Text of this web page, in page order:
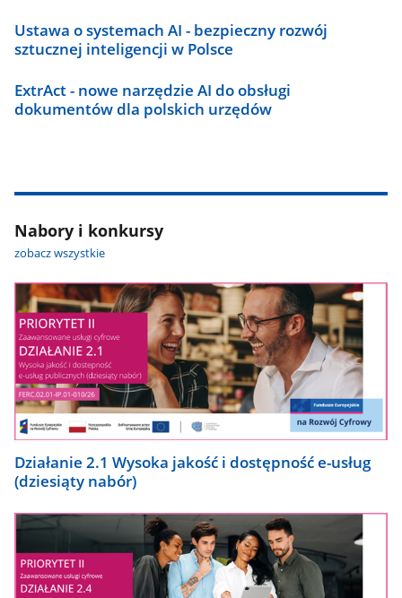
Ustawa o systemach AI - bezpieczny rozwój
sztucznej inteligencji w Polsce
ExtrAct - nowe narzędzie AI do obsługi
dokumentów dla polskich urzędów
Nabory i konkursy
zobacz wszystkie
Działanie 2.1 Wysoka jakość i dostępność e-usług
(dziesiąty nabór)